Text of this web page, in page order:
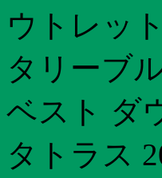
ウトレッ
タリーブ
ベスト ダ
タトラス